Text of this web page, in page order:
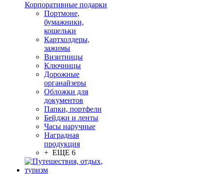
Корпоративные подарки
Портмоне,
бумажники,
кошельки
Картхолдеры,
зажимы
Визитницы
Ключницы
Дорожные
органайзеры
Обложки для
документов
Папки, портфели
Бейджи и ленты
Часы наручные
Наградная
продукция
+ ЕЩЕ 6